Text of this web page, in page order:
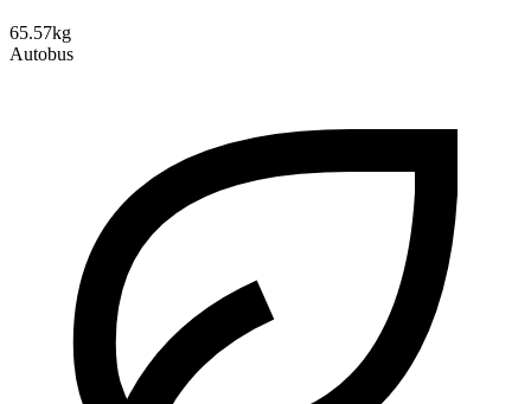
65.57kg
Autobus